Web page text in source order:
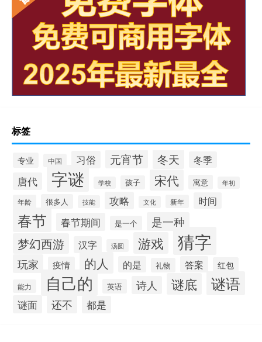
标签
专业 中国 习俗 元宵节 冬天 冬季
唐代 字谜 学校 孩子 宋代 寓意 年初
年龄 很多人 技能 攻略 文化 新年 时间
春节 春节期间 是一个 是一种
梦幻西游 汉字 汤圆 游戏 猜字
玩家 疫情 的人 的是 礼物 答案 红包
能力 自己的 英语 诗人 谜底 谜语
谜面 还不 都是